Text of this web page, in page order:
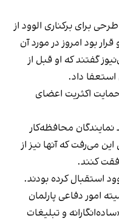
برای برکناری الوود از
بود امروز در مورد آن
گفتند که او قبل از
استعفا داد.
اکثریت اعضای
نمایندگان محافظه‌کار
این می‌رفت که آنها نیز از
کنند.
استقبال کرده بودند.
امور دفاعی پارلمان
و تبلیغات